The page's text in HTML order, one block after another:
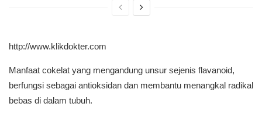
http://www.klikdokter.com
Manfaat cokelat yang mengandung unsur sejenis flavanoid,
berfungsi sebagai antioksidan dan membantu menangkal radikal
bebas di dalam tubuh.